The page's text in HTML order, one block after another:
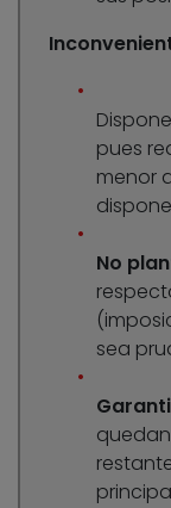
pues
menor
No
sea